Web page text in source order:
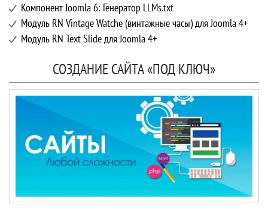
Компонент Joomla 6: Генератор LLMs.txt
Модуль RN Vintage Watche (винтажные часы) для Joomla 4+
Модуль RN Text Slide для Joomla 4+
СОЗДАНИЕ САЙТА «ПОД КЛЮЧ»